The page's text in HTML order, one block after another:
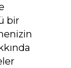
bir